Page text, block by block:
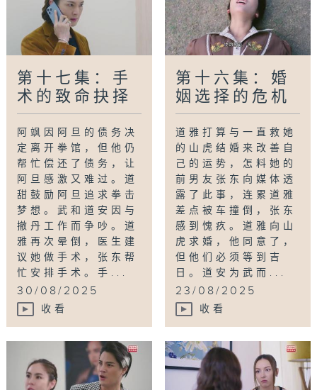
第十七集：手
术的致命抉择
阿飒因阿旦的债务决
定离开拳馆，但他仍
帮忙偿还了债务，让
阿旦感激又难过。道
甜鼓励阿旦追求拳击
梦想。武和道安因与
撤丹工作而争吵。道
雅再次晕倒，医生建
议她做手术，张东帮
忙安排手术。手...
30/08/2025
收看
第十六集：婚
姻选择的危机
道雅打算与一直救她
的山虎结婚来改善自
己的运势，怎料她的
前男友张东向媒体透
露了此事，连累道雅
差点被车撞倒，张东
感到愧疚。道雅向山
虎求婚，他同意了，
但他们必须等到吉
日。道安为武而...
23/08/2025
收看